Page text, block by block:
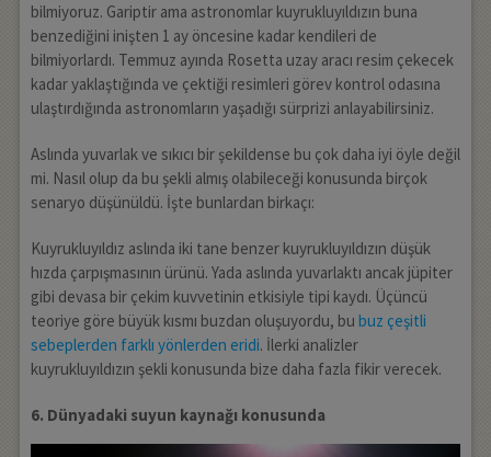
bilmiyoruz. Gariptir ama astronomlar kuyrukluyıldızın buna
benzediğini inişten 1 ay öncesine kadar kendileri de
bilmiyorlardı. Temmuz ayında Rosetta uzay aracı resim çekecek
kadar yaklaştığında ve çektiği resimleri görev kontrol odasına
ulaştırdığında astronomların yaşadığı sürprizi anlayabilirsiniz.
Aslında yuvarlak ve sıkıcı bir şekildense bu çok daha iyi öyle değil
mi. Nasıl olup da bu şekli almış olabileceği konusunda birçok
senaryo düşünüldü. İşte bunlardan birkaçı:
Kuyrukluyıldız aslında iki tane benzer kuyrukluyıldızın düşük
hızda çarpışmasının ürünü. Yada aslında yuvarlaktı ancak jüpiter
gibi devasa bir çekim kuvvetinin etkisiyle tipi kaydı. Üçüncü
teoriye göre büyük kısmı buzdan oluşuyordu, bu buz çeşitli
sebeplerden farklı yönlerden eridi. İlerki analizler
kuyrukluyıldızın şekli konusunda bize daha fazla fikir verecek.
6. Dünyadaki suyun kaynağı konusunda